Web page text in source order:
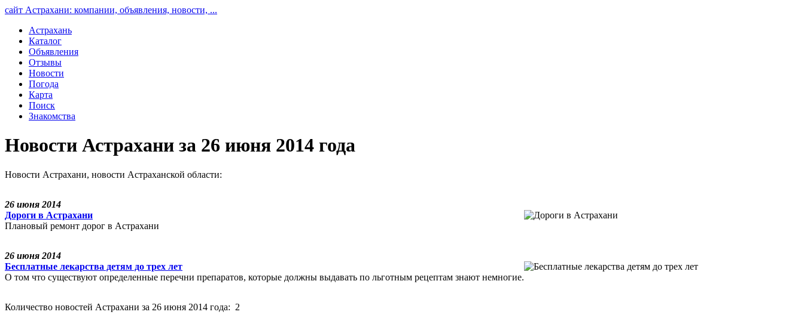
сайт Астрахани: компании, объявления, новости, ...
Астрахань
Каталог
Объявления
Отзывы
Новости
Погода
Карта
Поиск
Знакомства
Новости Астрахани за 26 июня 2014 года
Новости Астрахани, новости Астраханской области:
26 июня 2014
Дороги в Астрахани
Плановый ремонт дорог в Астрахани
26 июня 2014
Бесплатные лекарства детям до трех лет
О том что существуют определенные перечни препаратов, которые должны выдавать по льготным рецептам знают немногие.
Количество новостей Астрахани за 26 июня 2014 года: 2